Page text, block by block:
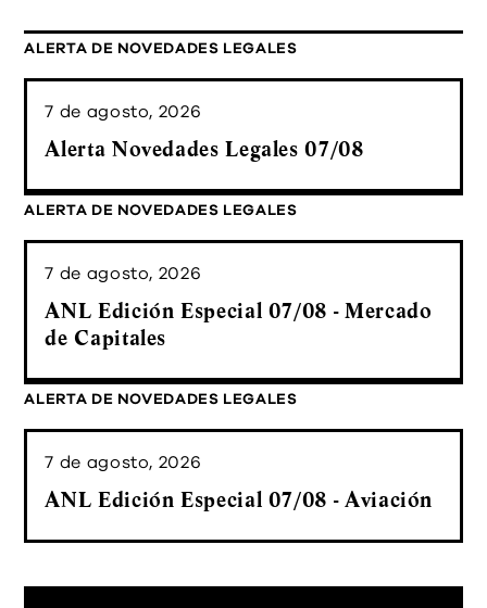
ALERTA DE NOVEDADES LEGALES
7 de agosto, 2026
Alerta Novedades Legales 07/08
ALERTA DE NOVEDADES LEGALES
7 de agosto, 2026
ANL Edición Especial 07/08 - Mercado
de Capitales
ALERTA DE NOVEDADES LEGALES
7 de agosto, 2026
ANL Edición Especial 07/08 - Aviación